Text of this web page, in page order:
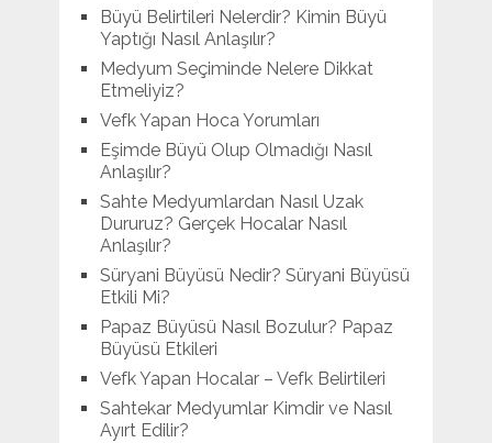
Büyü Belirtileri Nelerdir? Kimin Büyü
Yaptığı Nasıl Anlaşılır?
Medyum Seçiminde Nelere Dikkat
Etmeliyiz?
Vefk Yapan Hoca Yorumları
Eşimde Büyü Olup Olmadığı Nasıl
Anlaşılır?
Sahte Medyumlardan Nasıl Uzak
Dururuz? Gerçek Hocalar Nasıl
Anlaşılır?
Süryani Büyüsü Nedir? Süryani Büyüsü
Etkili Mi?
Papaz Büyüsü Nasıl Bozulur? Papaz
Büyüsü Etkileri
Vefk Yapan Hocalar – Vefk Belirtileri
Sahtekar Medyumlar Kimdir ve Nasıl
Ayırt Edilir?